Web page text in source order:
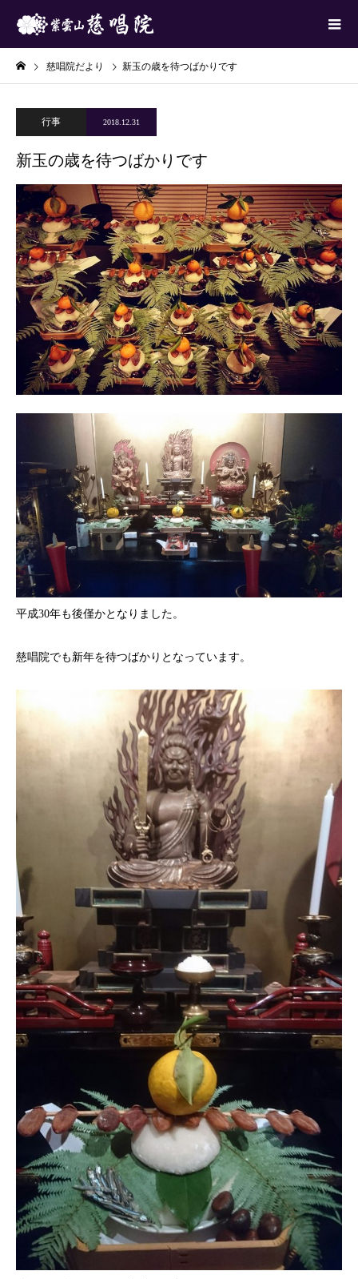
慈唱院だより 新玉の歳を待つばかりです
行事 2018.12.31
新玉の歳を待つばかりです
平成30年も後僅かとなりました。
慈唱院でも新年を待つばかりとなっています。